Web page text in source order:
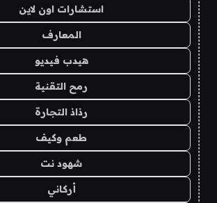
استشارات اون لاين
المعارف
هيدب فيديو
رمح التقنية
رذاذ التجارة
طعم وكيف
شهود نت
أركاني